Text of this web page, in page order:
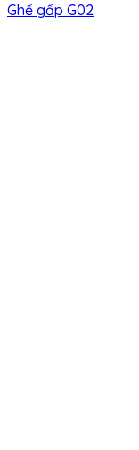
Ghế gấp G02